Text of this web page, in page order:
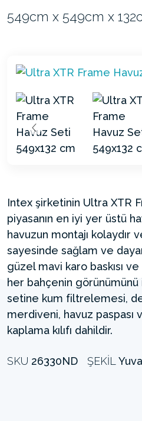
549cm x 549cm x
Intex şirketinin Ultra XTR
piyasanın en iyi yer üstü
havuzun montajı kolaydır
sayesinde sağlam ve
güzel mavi karo baskısı
her bahçenin
setine kum filtrelemesi,
merdiveni, havuz paspası
kaplama kılıfı dahildir.
SKU 26330ND ŞEKIL